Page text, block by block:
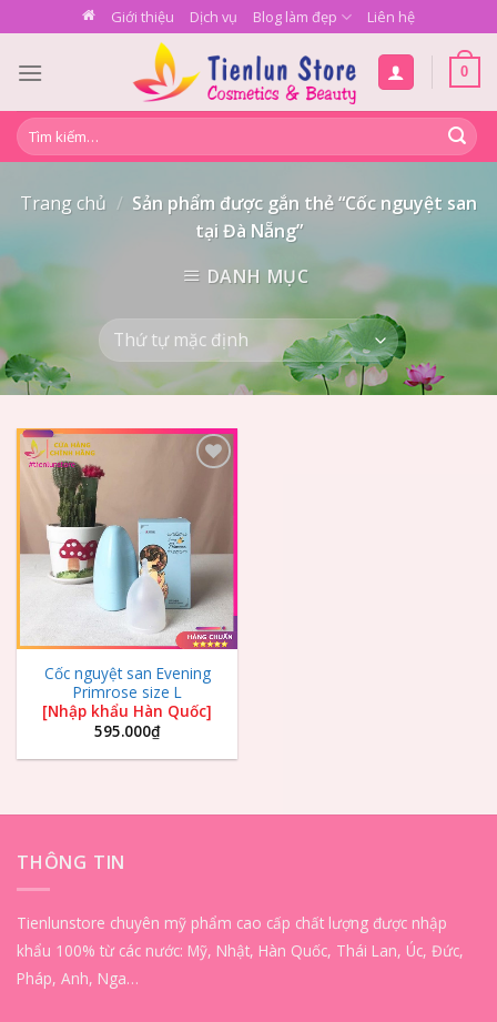
to
content
Giới thiệu Dịch vụ Blog làm đẹp Liên hệ
0
Tìm
kiếm:
Trang chủ / Sản phẩm được gắn thẻ “Cốc nguyệt san
tại Đà Nẵng”
DANH MỤC
Cốc nguyệt san Evening
Primrose size L
[Nhập khẩu Hàn Quốc]
595.000₫
THÔNG TIN
Tienlunstore chuyên mỹ phẩm cao cấp chất lượng được nhập
khẩu 100% từ các nước: Mỹ, Nhật, Hàn Quốc, Thái Lan, Úc, Đức,
Pháp, Anh, Nga…